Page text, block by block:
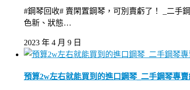
#鋼琴回收# 賣閑置鋼琴，可別賣虧了！ _二手
色新、狀態…
2023 年 4 月 9 日
預算2w左右就能買到的進口鋼琴_二手鋼琴專